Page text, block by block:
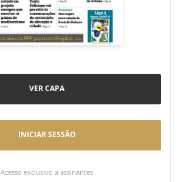
VER CAPA
INICIAR SESSÃO
Acesso exclusivo a assinantes